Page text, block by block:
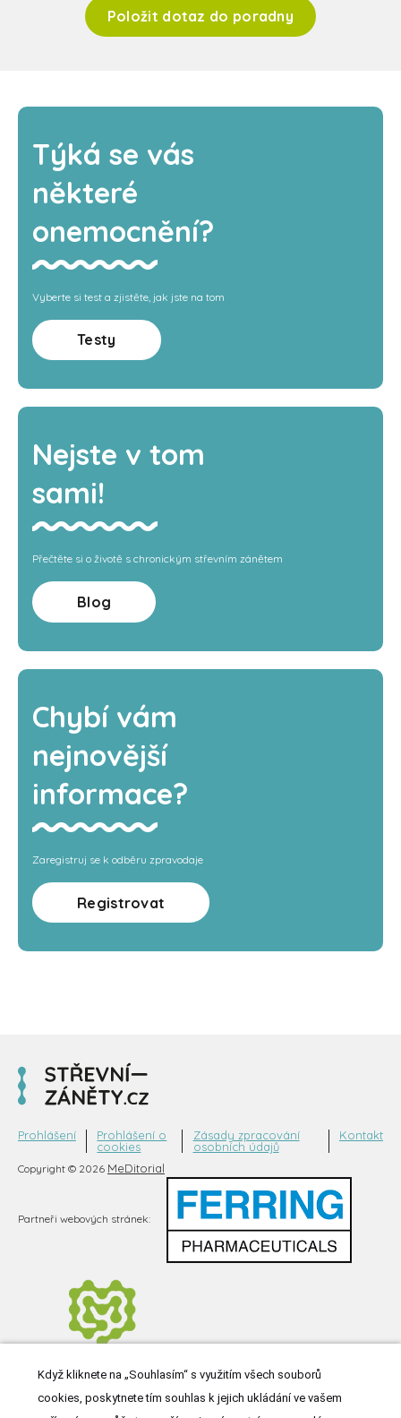
Položit dotaz do poradny
Týká se vás
některé
onemocnění?
Vyberte si test a zjistěte, jak jste na tom
Testy
Nejste v tom
sami!
Přečtěte si o životě s chronickým střevním zánětem
Blog
Chybí vám
nejnovější
informace?
Zaregistruj se k odběru zpravodaje
Registrovat
Copyright © 2026 MeDitorial
Prohlášení
Prohlášení o
cookies
Zásady zpracování
osobních údajů
Kontakt
Partneři webových stránek:
Když kliknete na „Souhlasím“ s využitím všech souborů
cookies, poskytnete tím souhlas k jejich ukládání ve vašem